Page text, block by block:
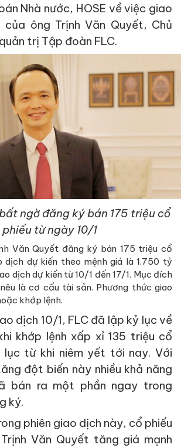
Nhà nước, HOSE về việc giao
của ông Trịnh Văn Quyết, Chủ
trị Tập đoàn FLC.
ngờ đăng ký bán 175 triệu cổ
phiếu từ ngày 10/1
Văn Quyết đăng ký bán 175 triệu cổ
dịch dự kiến theo mệnh giá là 1.750 tỷ
dịch dự kiến từ 10/1 đến 17/1. Mục đích
là cơ cấu tài sản. Phương thức giao
khớp lệnh.
dịch 10/1, FLC đã lập kỷ lục về
khớp lệnh xấp xỉ 135 triệu cổ
lục từ khi niêm yết tới nay. Với
đột biến này nhiều khả năng
bán ra một phần ngay trong
ký.
phiên giao dịch này, cổ phiếu
Văn Quyết tăng giá mạnh